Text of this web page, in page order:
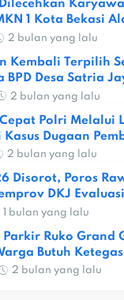
1 Kota Bekasi
2 bulan yang lalu
Kembali Terpilih
BPD Desa Satria
2 bulan yang lalu
Polri Melalui
Dugaan
2 bulan yang lalu
Disorot, Poros
DKJ
1 bulan yang lalu
Parkir Ruko Grand
Butuh
2 bulan yang lalu